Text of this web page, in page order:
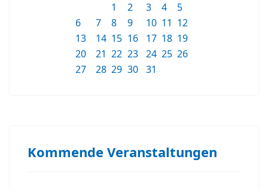
1
2 3 4
5
6
7 8 9 10 11 12
13
14 15 16 17 18 19
20
21 22 23 24 25 26
27
28 29 30 31
Kommende Veranstaltungen